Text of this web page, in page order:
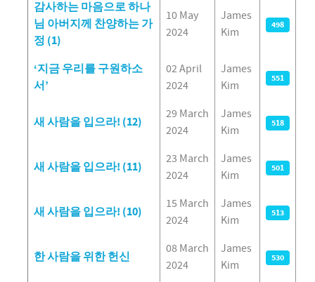
감사하는 마음으로 하나
님 아버지께 찬양하는 가
정 (1)
10 May
2024
James
Kim
498
‘지금 우리를 구원하소
서’
02 April
2024
James
Kim
551
새 사람을 입으라! (12)
29 March
2024
James
Kim
518
새 사람을 입으라! (11)
23 March
2024
James
Kim
501
새 사람을 입으라! (10)
15 March
2024
James
Kim
513
한 사람을 위한 헌신
08 March
2024
James
Kim
530